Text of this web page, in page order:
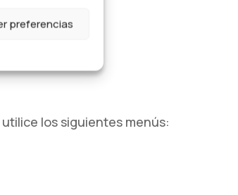
preferencias
los siguientes menús: